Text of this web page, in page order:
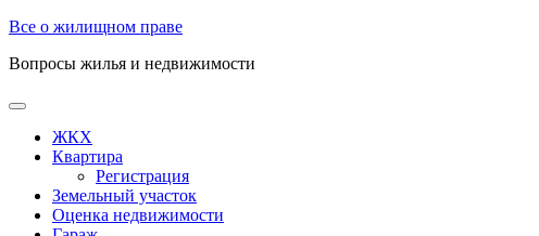
Skip
content
Все о жилищном праве
Вопросы жилья и недвижимости
Open
ButtonЖКХ
Квартира
Регистрация
Земельный участок
Оценка недвижимости